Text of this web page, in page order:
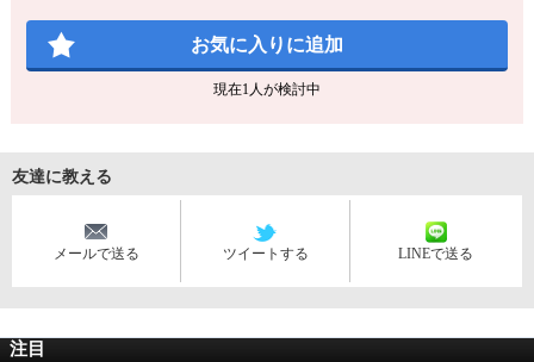
お気に入りに追加
現在1 人が検討中
友達に教える
メールで送る ツイートする LINEで送る
注目